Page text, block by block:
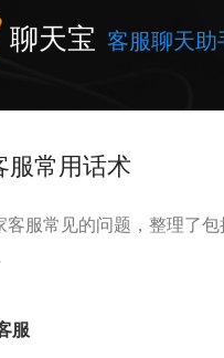
聊天宝 客服聊天助
服常用话术
客服常见的问题，整理了
服